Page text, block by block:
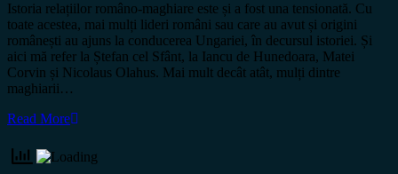
Istoria relațiilor româno-maghiare este și a fost una tensionată. Cu
toate acestea, mai mulți lideri români sau care au avut și origini
românești au ajuns la conducerea Ungariei, în decursul istoriei. Și
aici mă refer la Ștefan cel Sfânt, la Iancu de Hunedoara, Matei
Corvin și Nicolaus Olahus. Mai mult decât atât, mulți dintre
maghiarii…
Read More